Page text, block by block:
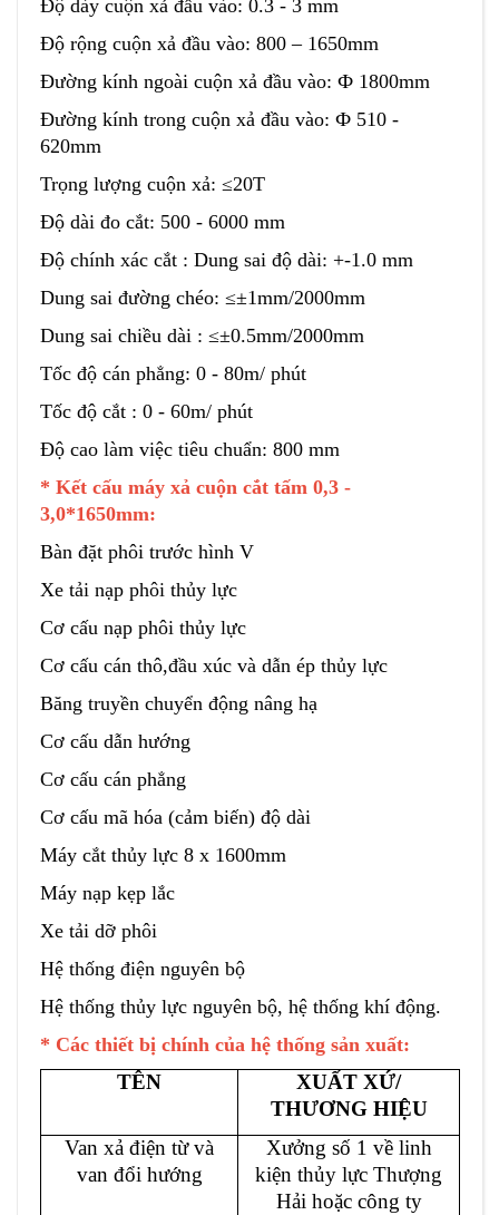
Độ dày cuộn xả đầu vào: 0.3 - 3 mm
Độ rộng cuộn xả đầu vào: 800 – 1650mm
Đường kính ngoài cuộn xả đầu vào: Ф 1800mm
Đường kính trong cuộn xả đầu vào: Ф 510 -
620mm
Trọng lượng cuộn xả: ≤20T
Độ dài đo cắt: 500 - 6000 mm
Độ chính xác cắt : Dung sai độ dài: +-1.0 mm
Dung sai đường chéo: ≤±1mm/2000mm
Dung sai chiều dài : ≤±0.5mm/2000mm
Tốc độ cán phẳng: 0 - 80m/ phút
Tốc độ cắt : 0 - 60m/ phút
Độ cao làm việc tiêu chuẩn: 800 mm
* Kết cấu máy xả cuộn cắt tấm 0,3 -
3,0*1650mm:
Bàn đặt phôi trước hình V
Xe tải nạp phôi thủy lực
Cơ cấu nạp phôi thủy lực
Cơ cấu cán thô,đầu xúc và dẫn ép thủy lực
Băng truyền chuyển động nâng hạ
Cơ cấu dẫn hướng
Cơ cấu cán phẳng
Cơ cấu mã hóa (cảm biến) độ dài
Máy cắt thủy lực 8 x 1600mm
Máy nạp kẹp lắc
Xe tải dỡ phôi
Hệ thống điện nguyên bộ
Hệ thống thủy lực nguyên bộ, hệ thống khí động.
* Các thiết bị chính của hệ thống sản xuất:
TÊN
XUẤT XỨ/
THƯƠNG HIỆU
Van xả điện từ và
van đổi hướng
Xưởng số 1 về linh
kiện thủy lực Thượng
Hải hoặc công ty